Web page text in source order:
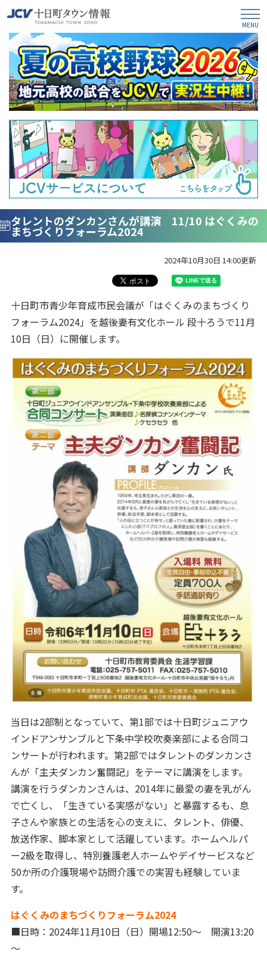
タレントのダンカンさんが講演 11/10 はぐくみの
まちづくりフォーラム2024
2024年10月30日 14:00更新
十日町市青少年育成市民会議が「はぐくみのまちづくり
フォーラム2024」を越後妻有文化ホール 段十ろうで11月
10日（日）に開催します。
当日は2部制となっていて、第1部では十日町ジュニアウ
インドアンサンブルと下条中学校吹奏楽部による合同コ
ンサートが行われます。第2部ではタレントのダンカンさ
んが「主夫ダンカン奮闘記」をテーマに講演をします。
講演を行うダンカンさんは、2014年に最愛の妻を乳がん
で亡くし、「生きている実感がない」と暴露するも、息
子さんや家族との生活を心の支えに、タレント、俳優、
放送作家、脚本家として活躍しています。ホームヘルパ
ー2級を取得し、特別養護老人ホームやデイサービスなど
50か所の介護現場や訪問介護での実習も経験していま
す。
はぐくみのまちづくりフォーラム2024
■日時：2024年11月10日（日）開場12:50～ 開演13:20
～